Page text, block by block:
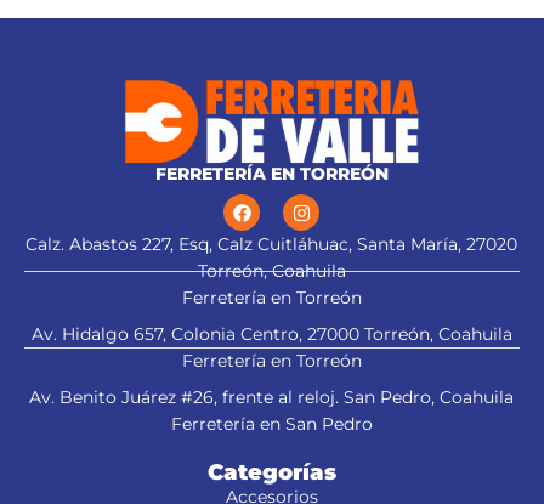
proporciona mejor acabado
trapezoidal para cortes limpios
FERRETERÍA EN TORREÓN
Calz. Abastos 227, Esq, Calz Cuitláhuac, Santa María, 27020
Torreón, Coahuila
Ferretería en Torreón
Av. Hidalgo 657, Colonia Centro, 27000 Torreón, Coahuila
Ferretería en Torreón
Av. Benito Juárez #26, frente al reloj. San Pedro, Coahuila
Ferretería en San Pedro
Categorías
Accesorios